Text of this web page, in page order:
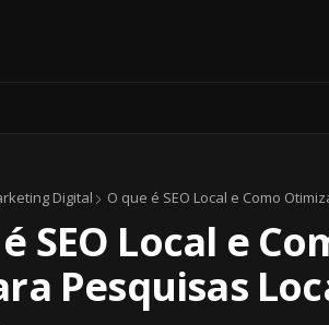
Digital O que é SEO Local e Como
SEO Local e
Pesquisas